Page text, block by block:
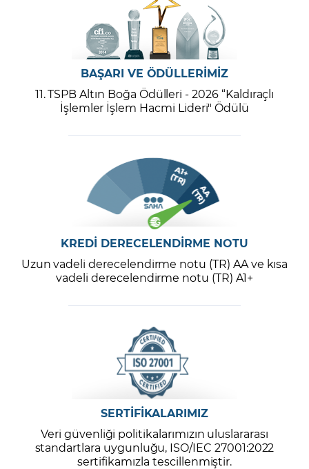
BAŞARI VE ÖDÜLLERİMİZ
11. TSPB Altın Boğa Ödülleri - 2026 “Kaldıraçlı
İşlemler İşlem Hacmi Lideri" Ödülü
KREDİ DERECELENDİRME NOTU
Uzun vadeli derecelendirme notu (TR) AA ve kısa
vadeli derecelendirme notu (TR) A1+
SERTİFİKALARIMIZ
Veri güvenliği politikalarımızın uluslararası
standartlara uygunluğu, ISO/IEC 27001:2022
sertifikamızla tescillenmiştir.